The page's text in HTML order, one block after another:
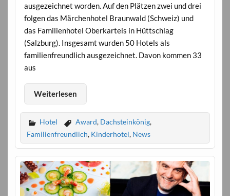
ausgezeichnet worden. Auf den Plätzen zwei und drei
folgen das Märchenhotel Braunwald (Schweiz) und
das Familienhotel Oberkarteis in Hüttschlag
(Salzburg). Insgesamt wurden 50 Hotels als
familienfreundlich ausgezeichnet. Davon kommen 33
aus
Weiterlesen
Hotel Award, Dachsteinkönig,
Familienfreundlich, Kinderhotel, News